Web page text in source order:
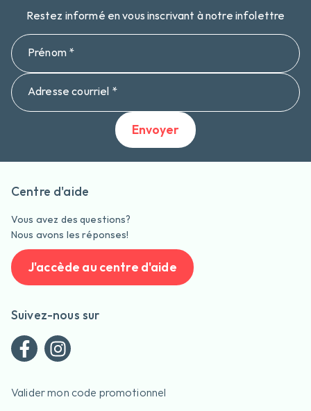
Restez informé en vous inscrivant à notre infolettre
Prénom *
Adresse courriel *
Envoyer
Centre d'aide
Vous avez des questions?
Nous avons les réponses!
J'accède au centre d'aide
Suivez-nous sur
Valider mon code promotionnel